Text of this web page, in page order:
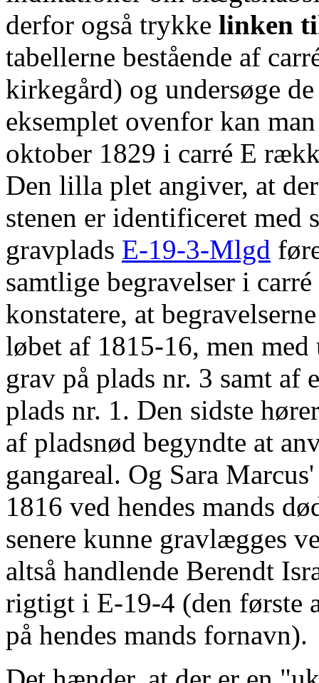
derfor også trykke linken
tabellerne bestående af
kirkegård) og undersøge
eksemplet ovenfor kan
oktober 1829 i carré E
Den lilla plet angiver, at
stenen er identificeret med
gravplads E-19-3-Mlgd
samtlige begravelser i
konstatere, at
løbet af 1815-16, men med
grav på plads nr. 3 samt af
plads nr. 1. Den sidste
af pladsnød begyndte at
gangareal. Og Sara
1816 ved hendes mands
senere kunne gravlægges
altså handlende Berendt
rigtigt i E-19-4 (den første
på hendes mands fornavn).